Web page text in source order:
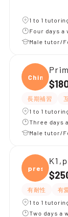
1 to 1
Four days a
Male tutor/
Chine
長期補習
1 to 1
Three days
Male tutor/
presc
有耐性 有
1 to 1
Two days a